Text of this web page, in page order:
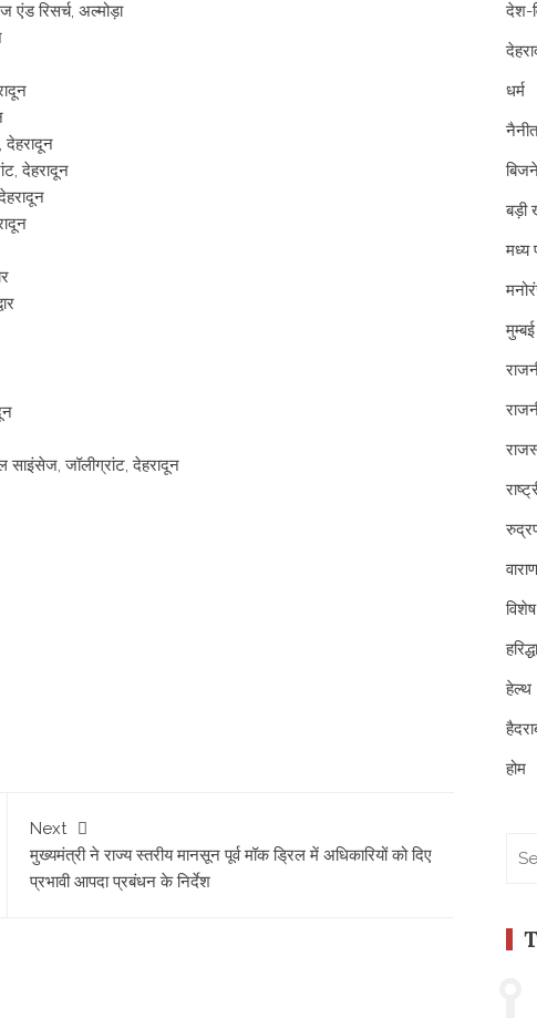
रिसर्च, अल्मोड़ा
देहरादून
जॉलीग्रांट, देहरादून
Next
मुख्यमंत्री ने राज्य स्तरीय मानसून पूर्व मॉक ड्रिल में अधिकारियों को दिए
प्रभावी आपदा प्रबंधन के निर्देश
देश-
धर्म
बड़ी
मध्य
मुम्बई
विशेष
हेल्थ
होम